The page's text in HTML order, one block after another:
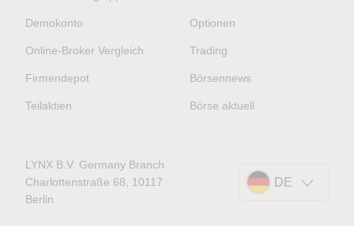
Demokonto
Online-Broker Vergleich
Firmendepot
Teilaktien
Optionen
Trading
Börsennews
Börse aktuell
LYNX B.V. Germany Branch
Charlottenstraße 68, 10117
Berlin
DE